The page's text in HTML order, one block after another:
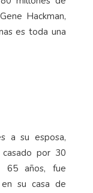
Hackman,
es toda una
a su esposa,
por 30
65 años, fue
su casa de